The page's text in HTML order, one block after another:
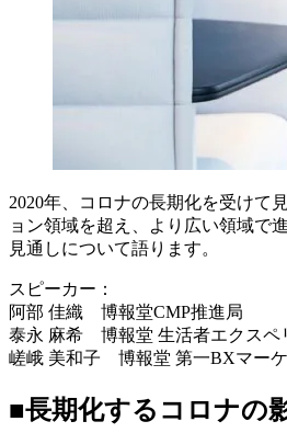
2020年、コロナの長期化を受けて
ョン領域を超え、より広い領域で
見通しについて語ります。
スピーカー：
阿部 佳織 博報堂CMP推進局
泰永 麻希 博報堂 生活者エクスペ
嵯峨 美和子 博報堂 第一BXマー
■長期化するコロナの